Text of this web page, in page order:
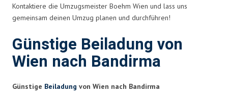
Kontaktiere die Umzugsmeister Boehm Wien und lass uns
gemeinsam deinen Umzug planen und durchführen!
Günstige Beiladung von
Wien nach Bandirma
Günstige Beiladung von Wien nach Bandirma